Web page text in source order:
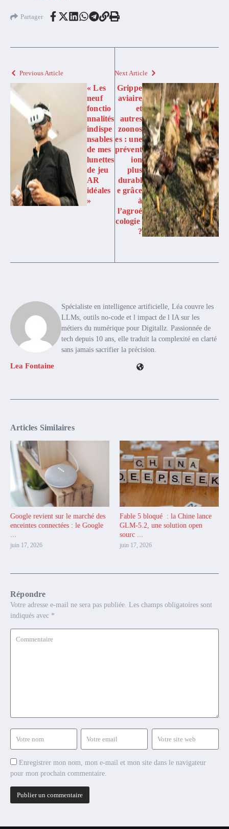
Partager
Previous Article
« Les
neuf
fonctio
nnalités
indispe
nsables
de mes
lunettes
de jeu
AR
idéales
»
Next Article
Grippe
aviaire
et
autres
zoonos
es : une
prévent
ion
plus
durabl
e grâce
à
l’agroé
cologie
?
Lea Fontaine
Spécialiste en intelligence artificielle, Léa couvre les
LLMs, outils no-code et l impact de l IA sur les
métiers du numérique pour Digitallz. Passionnée de
tech depuis 10 ans, elle traduit la complexité en clarté
sans jamais sacrifier la précision.
Articles Similaires
Google revient sur le marché des
enceintes connectées : le Google
...
juin 17, 2026
Fable 5 bloqué : la Chine lance
GLM-5.2, une solution open
sourc ...
juin 17, 2026
Répondre
Votre adresse e-mail ne sera pas publiée. Les champs obligatoires sont
indiqués avec *
Enregistrer mon nom, mon e-mail et mon site dans le navigateur
pour mon prochain commentaire.